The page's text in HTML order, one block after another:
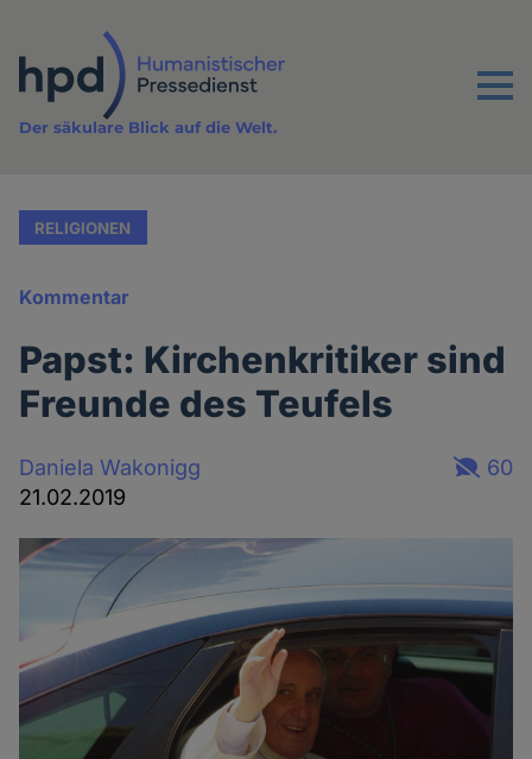
Inhalt
Menu
Der säkulare Blick auf die Welt.
RELIGIONEN
Kommentar
Papst: Kirchenkritiker sind
Freunde des Teufels
Daniela Wakonigg
21.02.2019
60